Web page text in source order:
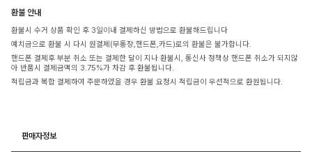
환불 안내
환불시 수거 상품 확인 후 3일이내 결제하신 방법으로 환불해드립니다
예치금으로 환불 시 다시 원결제(무통장,핸드폰,카드)로의 환불은 불가합니다.
핸드폰 결제후 부분 취소 또는 결제한 달이 지나 환불시, 통신사 정책상 핸드폰 취소가 되지않
아 반품시 결제금액의 3.75%가 차감 후 환불됩니다.
적립금과 복합 결제하여 주문하였을 경우 환불 요청시 적립금이 우선적으로 환원됩니다.
판매자정보